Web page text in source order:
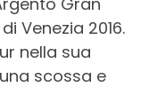
Venezia 2016.
nella sua
scossa e